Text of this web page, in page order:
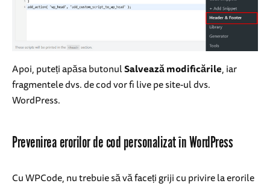
Apoi, puteți apăsa butonulSalvează modificările, iar
fragmentele dvs. de cod vor fi live pe site-ul dvs.
WordPress.
Prevenirea erorilor de cod personalizat în WordPress
Cu WPCode, nu trebuie să vă faceți griji cu privire la erorile